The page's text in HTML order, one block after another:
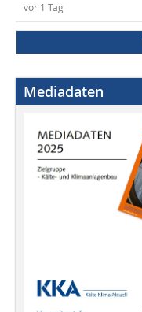
vor 1 Tag
Mediadaten